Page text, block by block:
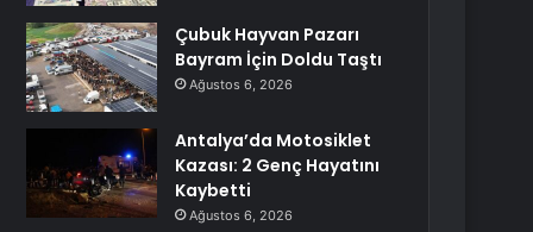
Çubuk Hayvan Pazarı
Bayram İçin Doldu Taştı
Ağustos 6, 2026
Antalya’da Motosiklet
Kazası: 2 Genç Hayatını
Kaybetti
Ağustos 6, 2026